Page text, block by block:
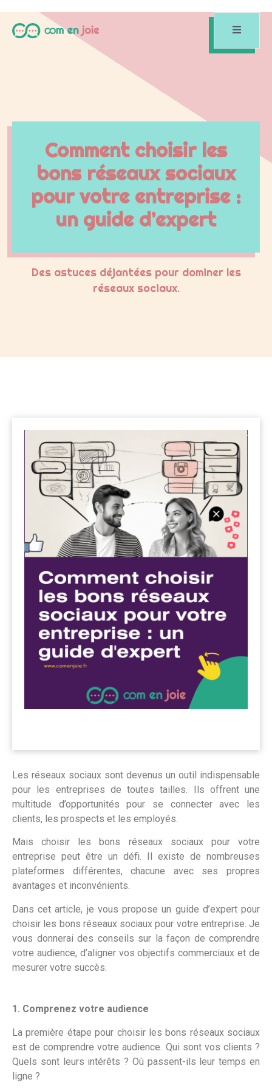
Comment choisir les
bons réseaux sociaux
pour votre entreprise :
un guide d’expert
Des astuces déjantées pour dominer les
réseaux sociaux.
Les réseaux sociaux sont devenus un outil indispensable
pour les entreprises de toutes tailles. Ils offrent une
multitude d’opportunités pour se connecter avec les
clients, les prospects et les employés.
Mais choisir les bons réseaux sociaux pour votre
entreprise peut être un défi. Il existe de nombreuses
plateformes différentes, chacune avec ses propres
avantages et inconvénients.
Dans cet article, je vous propose un guide d’expert pour
choisir les bons réseaux sociaux pour votre entreprise. Je
vous donnerai des conseils sur la façon de comprendre
votre audience, d’aligner vos objectifs commerciaux et de
mesurer votre succès.
1. Comprenez votre audience
La première étape pour choisir les bons réseaux sociaux
est de comprendre votre audience. Qui sont vos clients ?
Quels sont leurs intérêts ? Où passent-ils leur temps en
ligne ?